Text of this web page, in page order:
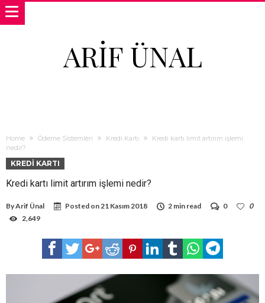
ARIF ÜNAL
Home Ödeme Sistemleri Kredi Kartı
Kredi kartı limit artırım işlemi
nedir?
KREDI KARTI
Kredi kartı limit artırım işlemi nedir?
ByArif Ünal Posted on21 Kasım 2018 2 min read 0
0
2,649